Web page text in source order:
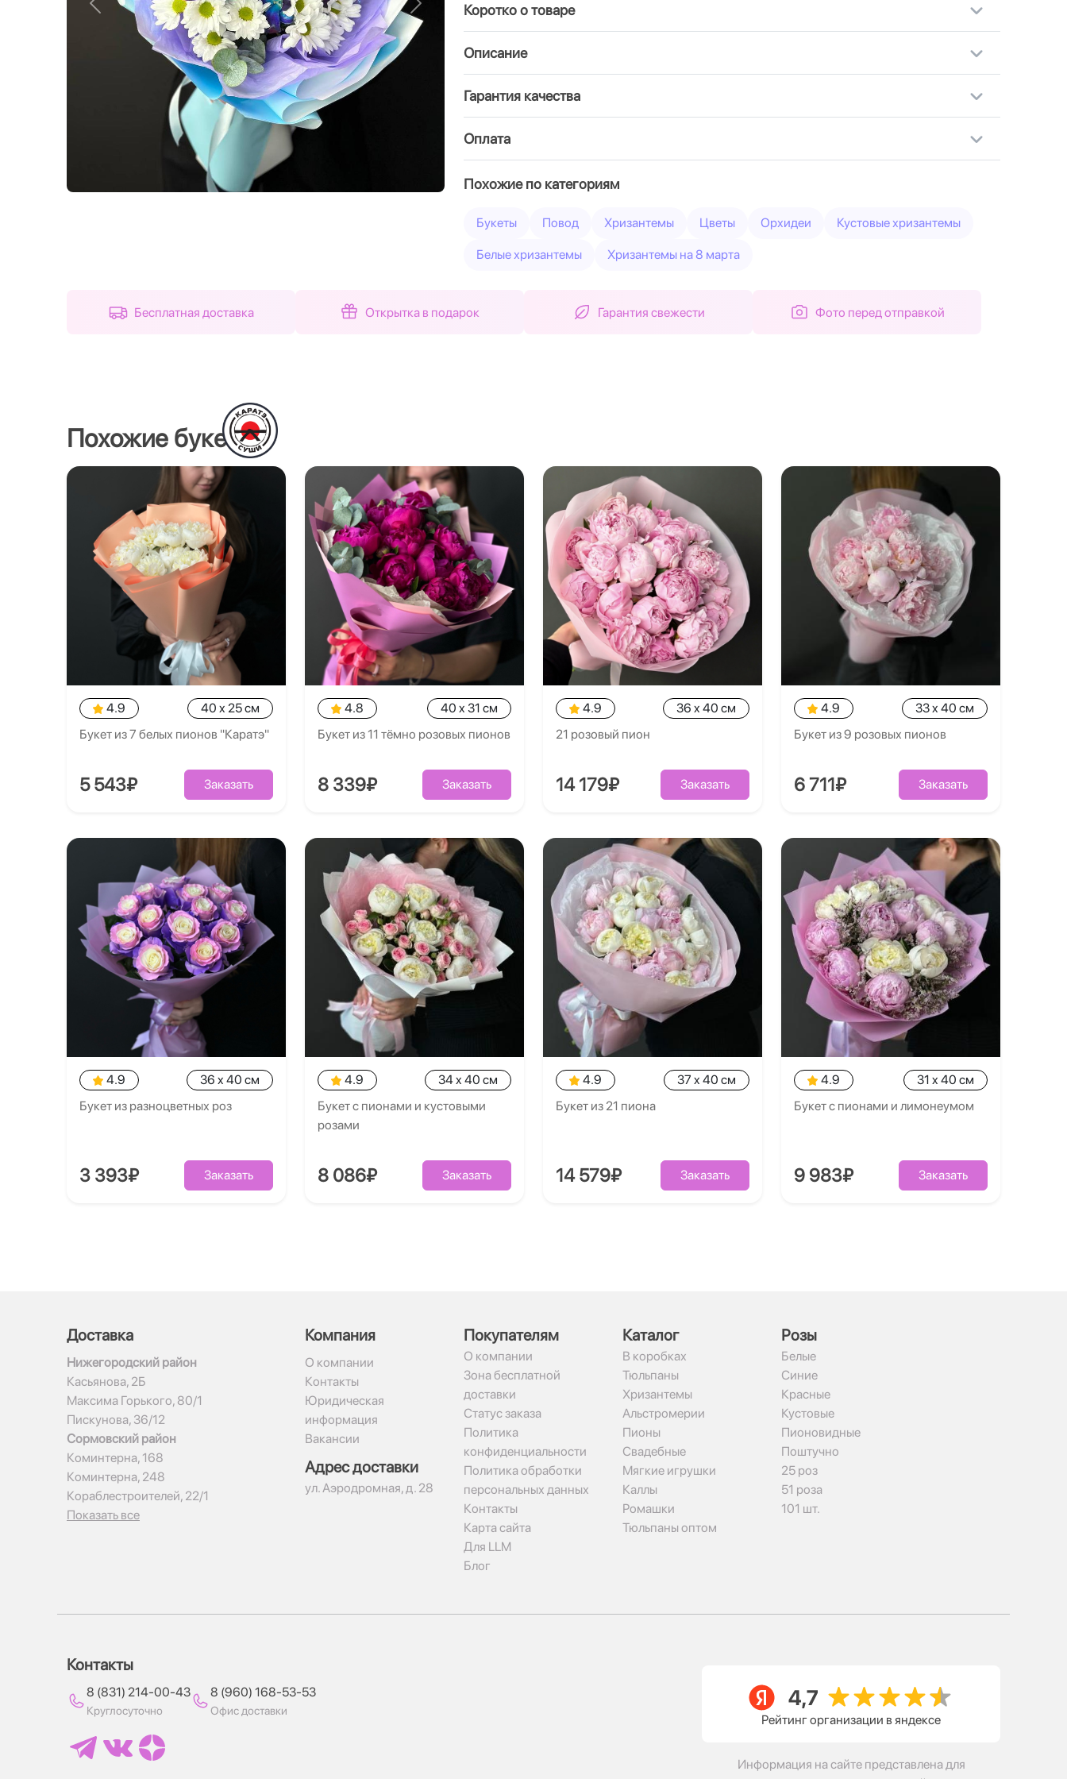
Назад Вперед Коротко о товаре
Описание
Гарантия качества
Оплата
Похожие по категориям
Букеты Повод Хризантемы Цветы Орхидеи Кустовые хризантемы
Белые хризантемы Хризантемы на 8 марта
Бесплатная доставка Открытка в подарок Гарантия свежести Фото перед отправкой
Похожие букеты
4.9
40 x 25 см
Букет из 7 белых пионов "Каратэ"
5 543₽ Заказать
4.8
40 x 31 см
Букет из 11 тёмно розовых пионов
8 339₽ Заказать
4.9
36 x 40 см
21 розовый пион
14 179₽ Заказать
4.9
33 x 40 см
Букет из 9 розовых пионов
6 711₽ Заказать
4.9
36 x 40 см
Букет из разноцветных роз
3 393₽ Заказать
4.9
34 x 40 см
Букет с пионами и кустовыми
розами
8 086₽ Заказать
4.9
37 x 40 см
Букет из 21 пиона
14 579₽ Заказать
4.9
31 x 40 см
Букет с пионами и лимонеумом
9 983₽ Заказать
Доставка
Нижегородский район
Касьянова, 2Б
Максима Горького, 80/1
Пискунова, 36/12
Сормовский район
Коминтерна, 168
Коминтерна, 248
Кораблестроителей, 22/1
Показать все
Компания
О компании
Контакты
Юридическая
информация
Вакансии
Адрес доставки
ул. Аэродромная, д. 28
Покупателям
О компании
Зона бесплатной
доставки
Статус заказа
Политика
конфиденциальности
Политика обработки
персональных данных
Контакты
Карта сайта
Для LLM
Блог
Каталог
В коробках
Тюльпаны
Хризантемы
Альстромерии
Пионы
Свадебные
Мягкие игрушки
Каллы
Ромашки
Тюльпаны оптом
Рoзы
Белые
Синие
Красные
Кустовые
Пионовидные
Поштучно
25 роз
51 роза
101 шт.
Контакты
8 (831) 214-00-43
Круглосуточно
8 (960) 168-53-53
Офис доставки
Рейтинг организации в яндексе
Информация на сайте представлена для